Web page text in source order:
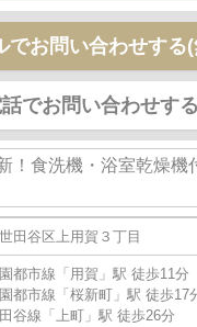
でお問い合わせする
話でお問い合わせする
！食洗機・浴室乾燥機
世田谷区上用賀 ３丁目
都市線 「 用賀 」駅 徒歩11分
都市線 「 桜新町 」駅 徒歩17
谷線 「 上町 」駅 徒歩26分